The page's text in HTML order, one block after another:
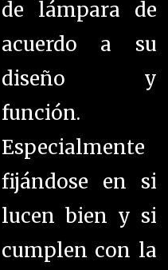
de lámpara de
acuerdo a su
diseño y
función.
Especialmente
fijándose en si
lucen bien y si
cumplen con la